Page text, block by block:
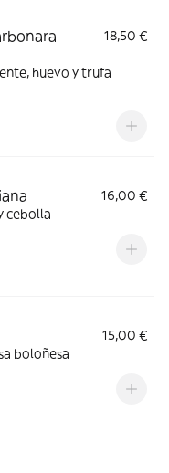
18,50 €
huevo y trufa
16,00 €
cebolla
15,00 €
boloñesa